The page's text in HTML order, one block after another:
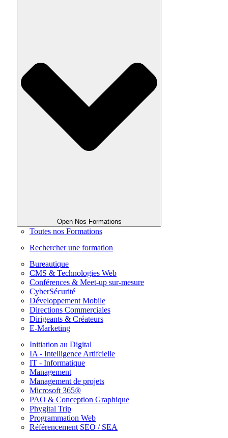
Open Nos Formations
Toutes nos Formations
Rechercher une formation
Bureautique
CMS & Technologies Web
Conférences & Meet-up sur-mesure
CyberSécurité
Développement Mobile
Directions Commerciales
Dirigeants & Créateurs
E-Marketing
Initiation au Digital
IA - Intelligence Artifcielle
IT - Informatique
Management
Management de projets
Microsoft 365®
PAO & Conception Graphique
Phygital Trip
Programmation Web
Référencement SEO / SEA